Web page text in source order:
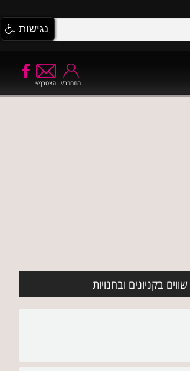
הצטרף/י התחבר/י
בקניונים ובחנויות
נגישות